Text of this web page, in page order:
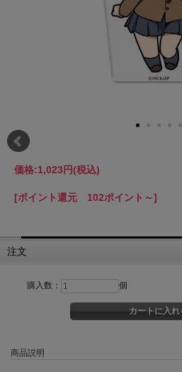
価格:1,023円(税込)
[ポイント還元 102ポイント～]
注文
購入数： 個
商品説明